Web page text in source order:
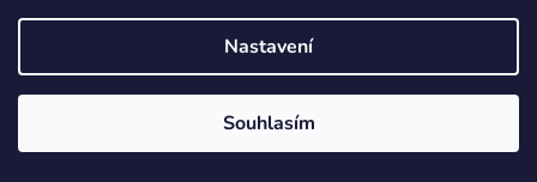
Nastavení
Souhlasím